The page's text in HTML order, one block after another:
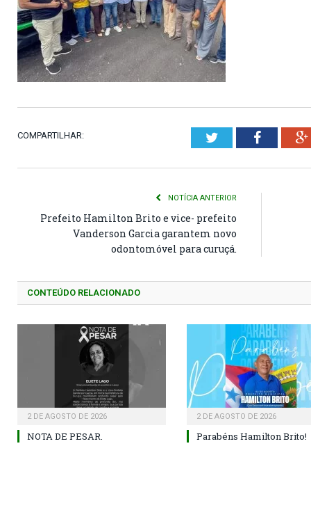
COMPARTILHAR: Twitter
NOTÍCIA ANTERIOR
Prefeito Hamilton Brito e vice- prefeito
Vanderson Garcia garantem novo
odontomóvel para curuçá.
CONTEÚDO RELACIONADO
2 DE AGOSTO DE 2026
NOTA DE PESAR.
2 DE AGOSTO DE 2026
Parabéns Hamilton Brito!